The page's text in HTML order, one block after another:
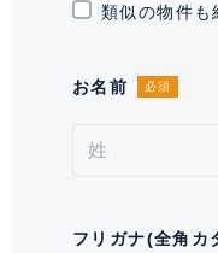
施工業者
分譲会社 東
類似の物件も
お名前 必須
フリガナ(全角カ